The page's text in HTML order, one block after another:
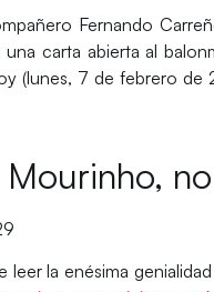
Fernando
una carta abierta al
(lunes, 7 de febrero
no
leer la enésima